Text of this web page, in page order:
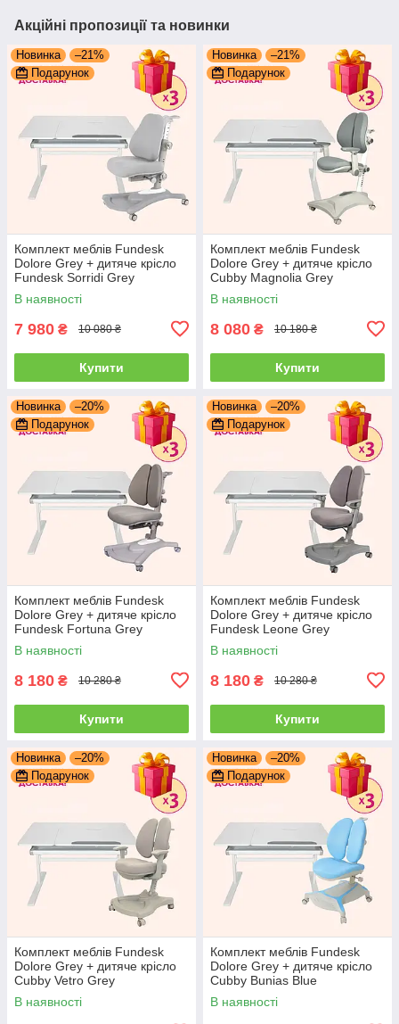
Акційні пропозиції та новинки
Новинка
–21%
Подарунок
Комплект меблів Fundesk
Dolore Grey + дитяче крісло
Fundesk Sorridi Grey
В наявності
7 980 ₴ 10 080 ₴
Купити
Новинка
–21%
Подарунок
Комплект меблів Fundesk
Dolore Grey + дитяче крісло
Cubby Magnolia Grey
В наявності
8 080 ₴ 10 180 ₴
Купити
Новинка
–20%
Подарунок
Комплект меблів Fundesk
Dolore Grey + дитяче крісло
Fundesk Fortuna Grey
В наявності
8 180 ₴ 10 280 ₴
Купити
Новинка
–20%
Подарунок
Комплект меблів Fundesk
Dolore Grey + дитяче крісло
Fundesk Leone Grey
В наявності
8 180 ₴ 10 280 ₴
Купити
Новинка
–20%
Подарунок
Комплект меблів Fundesk
Dolore Grey + дитяче крісло
Cubby Vetro Grey
В наявності
Новинка
–20%
Подарунок
Комплект меблів Fundesk
Dolore Grey + дитяче крісло
Cubby Bunias Blue
В наявності